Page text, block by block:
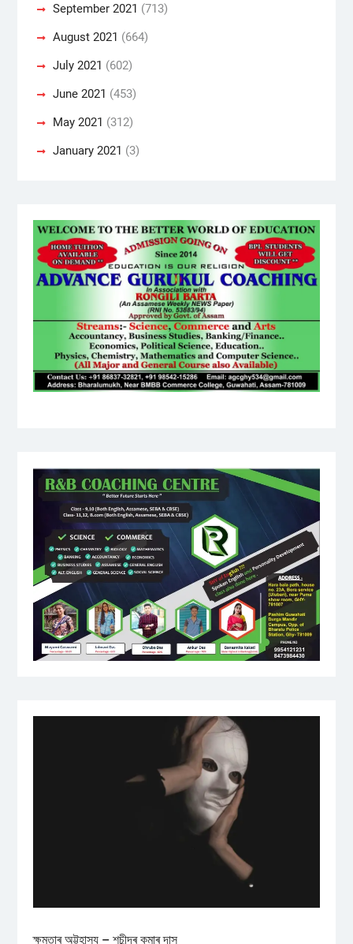
September 2021 (713)
August 2021 (664)
July 2021 (602)
June 2021 (453)
May 2021 (312)
January 2021 (3)
ক্ষমতাৰ অট্টহাস্য – শচীন্দ্ৰ কুমাৰ দাস